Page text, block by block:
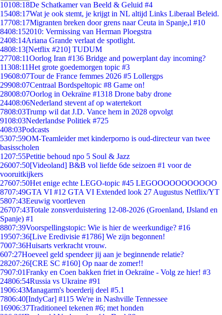
10108:18De Schatkamer van Beeld & Geluid #4
15408:17Wat je ook stemt, je krijgt in NL altijd Links Liberaal Beleid.
17708:17Migranten breken door grens naar Ceuta in Spanje,l #10
8408:152010: Vermissing van Herman Ploegstra
2408:14Ariana Grande verlaat de spotlight.
4808:13[Netflix #210] TUDUM
27708:11Oorlog Iran #136 Bridge and powerplant day incoming?
11308:11Het grote goedemorgen topic #3
19608:07Tour de France femmes 2026 #5 Lollergps
29908:07Centraal Bordspeltopic #8 Game on!
28008:07Oorlog in Oekraïne #1318 Drone baby drone
24408:06Nederland stevent af op watertekort
7808:03Trump wil dat J.D. Vance hem in 2028 opvolgt
9108:03Nederlandse Politiek #725
408:03Podcasts
5307:59OM-Teamleider met kinderporno is oud-directeur van twee
basisscholen
1207:55Petitie behoud npo 5 Soul & Jazz
26007:50[Videoland] B&B vol liefde 6de seizoen #1 voor de
vooruitkijkers
27607:50Het enige echte LEGO-topic #45 LEGOOOOOOOOOOO
8707:49GTA VI #12 GTA VI Extended look 27 Augustus Netflix/YT
5807:43Eeuwig voortleven
26707:43Totale zonsverduistering 12-08-2026 (Groenland, IJsland en
Spanje) #1
8807:39Voorspellingstopic: Wie is hier de weerkundige? #16
19507:36[Live Eredivisie #1786] We zijn begonnen!
7007:36Huisarts verkracht vrouw.
607:27Hoeveel geld spendeer jij aan je beginnende relatie?
28207:26[CRE SC #160] Op naar de zomer!!
7907:01Franky en Coen bakken friet in Oekraïne - Volg ze hier! #3
24806:54Russia vs Ukraine #91
1906:43Managarm's boerderij deel #5.1
7806:40[IndyCar] #115 We're in Nashville Tennessee
16906:37Traditioneel tekenen #6; met honden